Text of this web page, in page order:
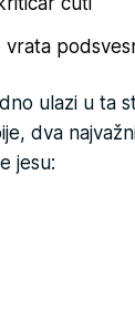
vrata
ulazi u ta
dva
jesu: